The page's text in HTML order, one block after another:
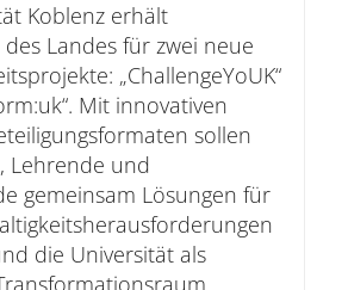
Koblenz erhält
Landes für zwei neue
„ChallengeYoUK“
Mit innovativen
sollen
Lehrende und
gemeinsam Lösungen für
die Universität als